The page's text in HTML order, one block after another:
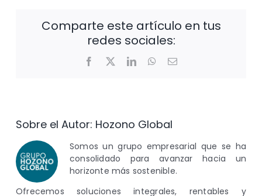
Comparte este artículo en tus
redes sociales:
Facebook
X LinkedInWhatsApp
Correo
Sobre el Autor: Hozono Global
Somos un grupo empresarial que se ha
consolidado para avanzar hacia un
horizonte más sostenible.
Ofrecemos soluciones integrales, rentables y